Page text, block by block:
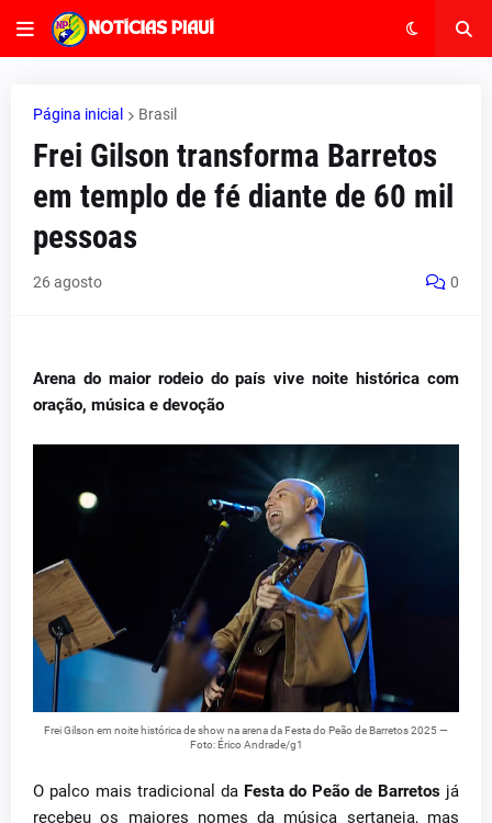
Página inicial Brasil
Frei Gilson transforma Barretos
em templo de fé diante de 60 mil
pessoas
26 agosto 0
Arena do maior rodeio do país vive noite histórica com
oração, música e devoção
Frei Gilson em noite histórica de show na arena da Festa do Peão de Barretos 2025 —
Foto: Érico Andrade/g1
O palco mais tradicional da Festa do Peão de Barretos já
recebeu os maiores nomes da música sertaneja, mas